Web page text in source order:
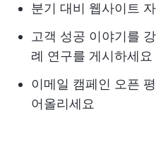
분기 대비 웹사이트
고객 성공 이야기를
례 연구를 게시하세요
이메일 캠페인 오픈
어올리세요